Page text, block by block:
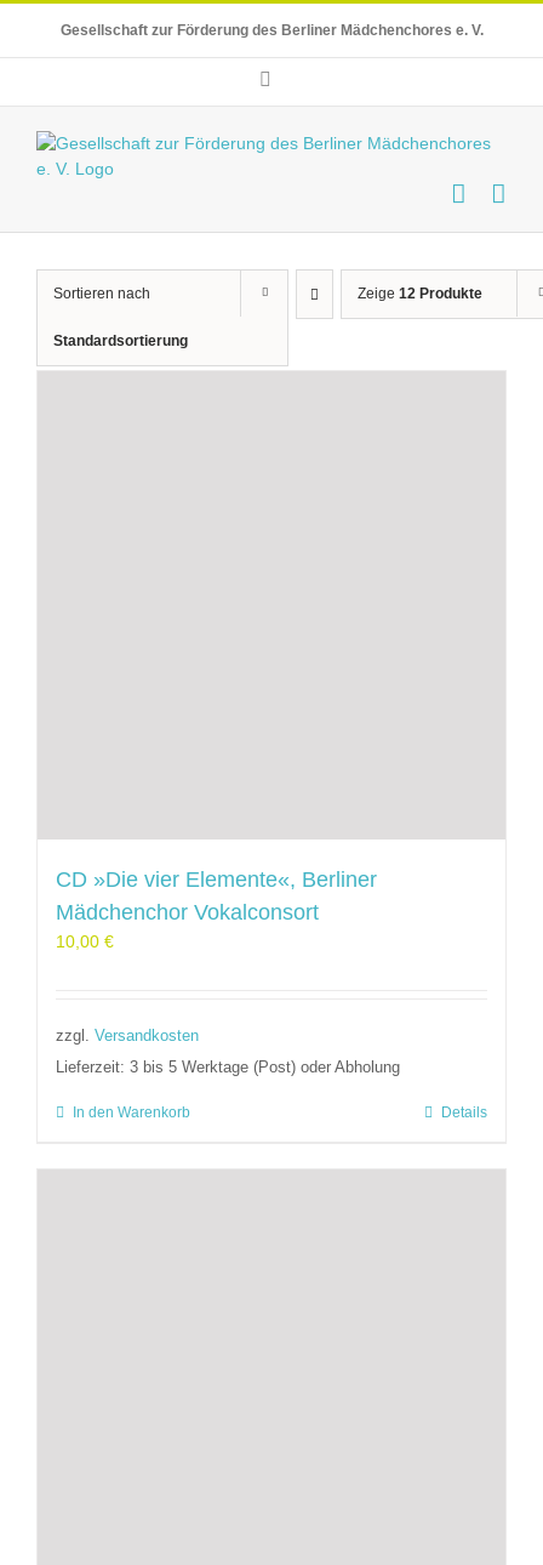
content
Gesellschaft zur Förderung des Berliner Mädchenchores e. V.
Sortieren nach
Standardsortierung
Zeige 12 Produkte
CD »Die vier Elemente«, Berliner
Mädchenchor Vokalconsort
10,00 €
zzgl. Versandkosten
Lieferzeit: 3 bis 5 Werktage (Post) oder Abholung
In den Warenkorb Details